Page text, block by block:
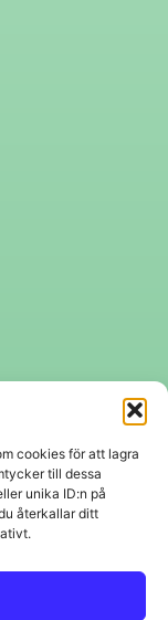
cookies för att lagra
till dessa
unika ID:n på
återkallar ditt